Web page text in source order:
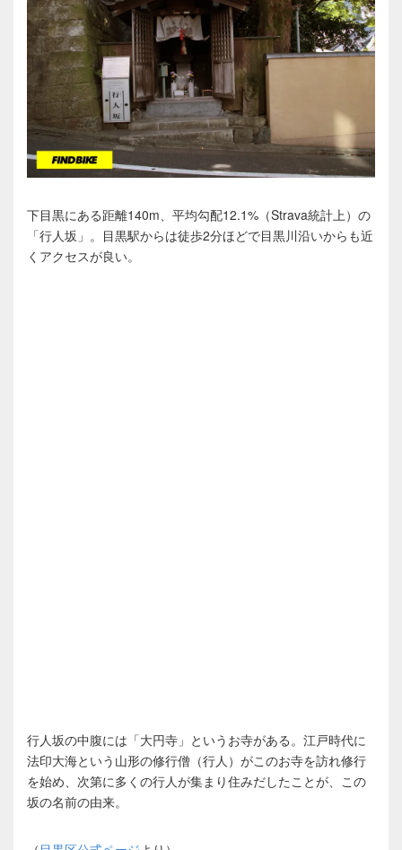
下目黒にある距離140m、平均勾配12.1%（Strava統計上）の
「行人坂」。目黒駅からは徒歩2分ほどで目黒川沿いからも近
くアクセスが良い。
行人坂の中腹には「大円寺」というお寺がある。江戸時代に
法印大海という山形の修行僧（行人）がこのお寺を訪れ修行
を始め、次第に多くの行人が集まり住みだしたことが、この
坂の名前の由来。